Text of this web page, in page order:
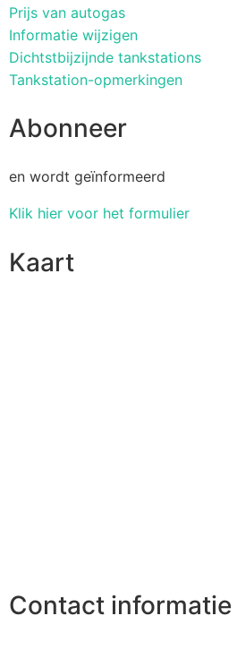
Prijs van autogas
Informatie wijzigen
Dichtstbijzijnde tankstations
Tankstation-opmerkingen
Abonneer
en wordt geïnformeerd
Klik hier voor het formulier
Kaart
Contact informatie